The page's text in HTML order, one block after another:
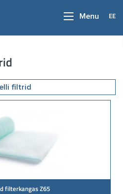
Menu EE
filtrid
filterkangas Z65